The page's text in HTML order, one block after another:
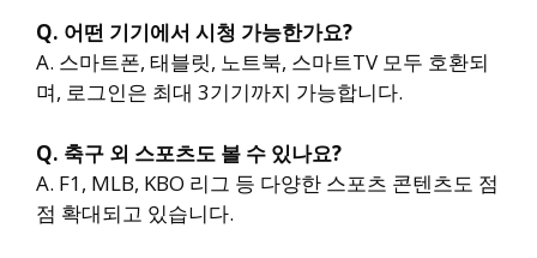
Q. 어떤 기기에서 시청 가능한가요?
A. 스마트폰, 태블릿, 노트북, 스마트TV 모두 호환되
며, 로그인은 최대 3기기까지 가능합니다.
Q. 축구 외 스포츠도 볼 수 있나요?
A. F1, MLB, KBO 리그 등 다양한 스포츠 콘텐츠도 점
점 확대되고 있습니다.